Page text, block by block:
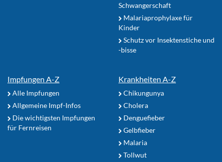
Schwangerschaft
Malariaprophylaxe für
Kinder
Schutz vor Insektenstiche und
-bisse
Impfungen A-Z
Alle Impfungen
Allgemeine Impf-Infos
Die wichtigsten Impfungen
für Fernreisen
Krankheiten A-Z
Chikungunya
Cholera
Denguefieber
Gelbfieber
Malaria
Tollwut